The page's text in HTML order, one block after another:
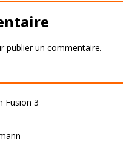
publier un commentaire.
Fusion 3